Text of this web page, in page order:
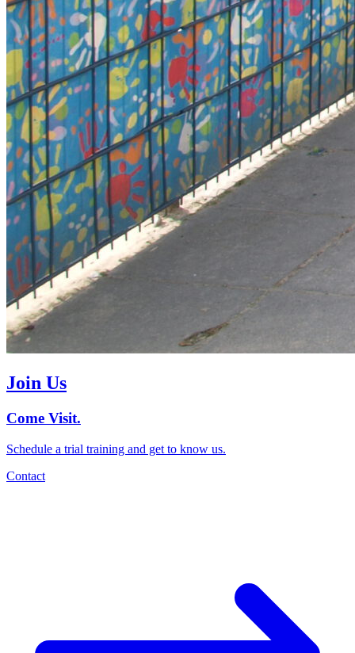
Join Us
Come Visit.
Schedule a trial training and get to know us.
Contact